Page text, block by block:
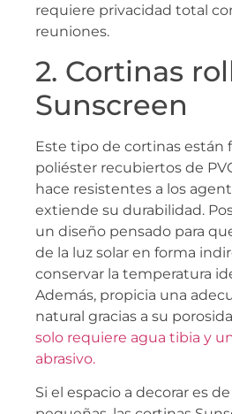
requiere privacidad total
reuniones.
2. Cortinas
Sunscreen
Este tipo de cortinas están
poliéster recubiertos de
hace resistentes a los
extiende su durabilidad.
un diseño pensado para
de la luz solar en forma
conservar la temperatura
Además, propicia una
natural gracias a su
solo requiere agua tibia y
abrasivo.
Si el espacio a decorar es